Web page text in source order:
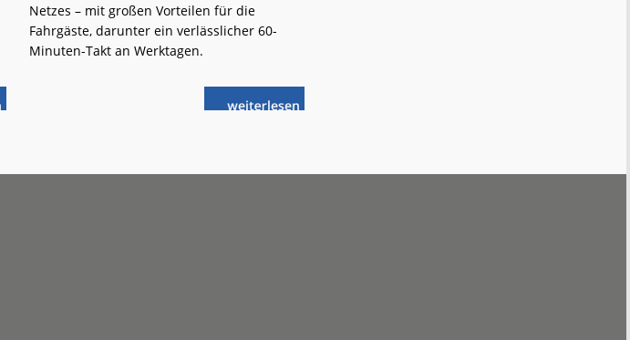
Netzes – mit großen Vorteilen für die
Fahrgäste, darunter ein verlässlicher 60-
Minuten-Takt an Werktagen.
weiterlese
nFortschritt